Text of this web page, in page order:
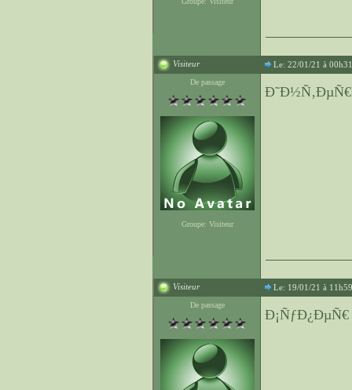
Visiteur Le: 22/01/21 à 00h31
De passage
Groupe: Visiteur
Visiteur Le: 19/01/21 à 11h59
De passage